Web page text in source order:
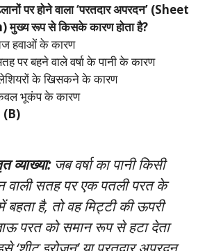
पर होने वाला ‘परतदार अपरदन’ (Sheet
मुख्य रूप से किसके कारण होता है?
हवाओं के कारण
पर बहने वाले वर्षा के पानी के कारण
के खिसकने के कारण
भूकंप के कारण
(B)
व्याख्या:जब वर्षा का पानी किसी
वाली सतह पर एक पतली परत के
बहता है, तो वह मिट्टी की ऊपरी
परत को समान रूप से हटा देता